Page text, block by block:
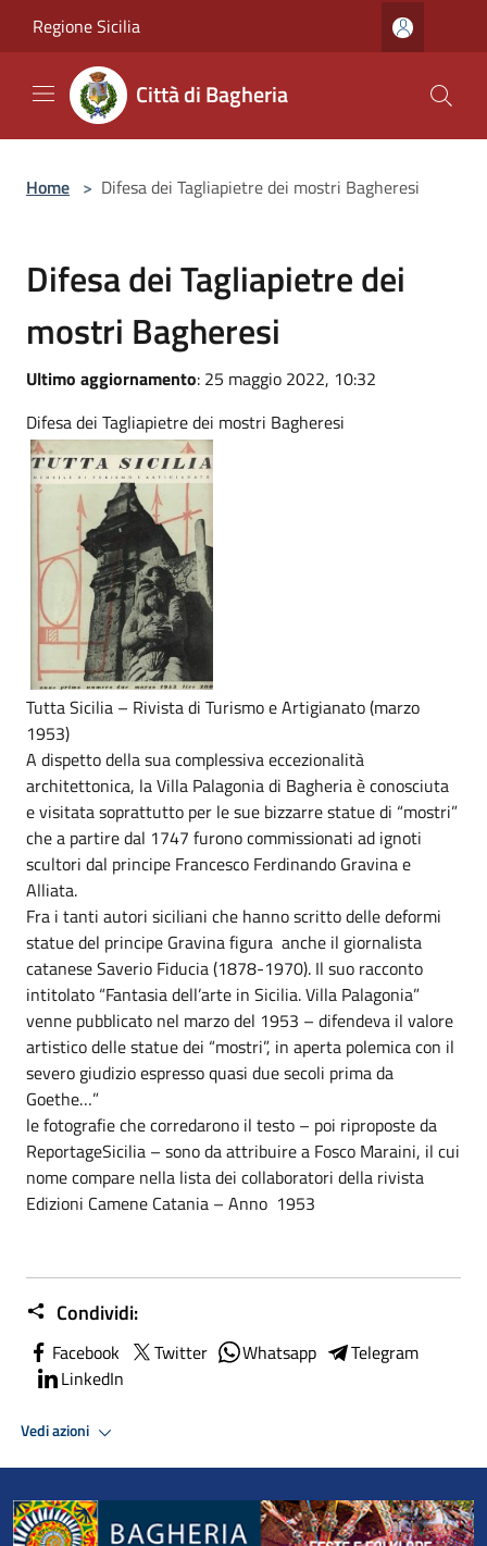
Regione Sicilia
Città di Bagheria
Home > Difesa dei Tagliapietre dei mostri Bagheresi
Difesa dei Tagliapietre dei
mostri Bagheresi
Ultimo aggiornamento: 25 maggio 2022, 10:32
Difesa dei Tagliapietre dei mostri Bagheresi
Tutta Sicilia – Rivista di Turismo e Artigianato (marzo
1953)
A dispetto della sua complessiva eccezionalità
architettonica, la Villa Palagonia di Bagheria è conosciuta
e visitata soprattutto per le sue bizzarre statue di “mostri”
che a partire dal 1747 furono commissionati ad ignoti
scultori dal principe Francesco Ferdinando Gravina e
Alliata.
Fra i tanti autori siciliani che hanno scritto delle deformi
statue del principe Gravina figura anche il giornalista
catanese Saverio Fiducia (1878-1970). Il suo racconto
intitolato “Fantasia dell’arte in Sicilia. Villa Palagonia”
venne pubblicato nel marzo del 1953 – difendeva il valore
artistico delle statue dei “mostri”, in aperta polemica con il
severo giudizio espresso quasi due secoli prima da
Goethe…”
le fotografie che corredarono il testo – poi riproposte da
ReportageSicilia – sono da attribuire a Fosco Maraini, il cui
nome compare nella lista dei collaboratori della rivista
Edizioni Camene Catania – Anno 1953
Condividi:
Facebook Twitter Whatsapp
Telegram
LinkedIn
Vedi azioni